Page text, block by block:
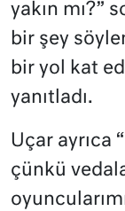
yakın mı?”
bir şey
bir yol kat
yanıtladı.
Uçar ayrıca
çünkü